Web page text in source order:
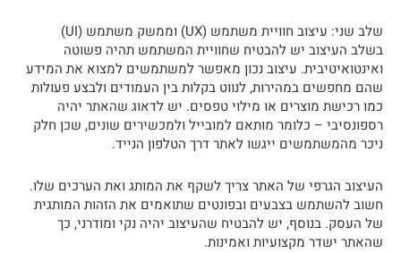
שלב שני: עיצוב חוויית משתמש (UX) וממשק משתמש (UI)
בשלב העיצוב יש להבטיח שחוויית המשתמש תהיה פשוטה
ואינטואיטיבית. עיצוב נכון מאפשר למשתמשים למצוא את המידע
שהם מחפשים במהירות, לנווט בקלות בין העמודים ולבצע פעולות
כמו רכישת מוצרים או מילוי טפסים. יש לדאוג שהאתר יהיה
רספונסיבי – כלומר מותאם למובייל ולמכשירים שונים, שכן חלק
ניכר מהמשתמשים ייגשו לאתר דרך הטלפון הנייד.
העיצוב הגרפי של האתר צריך לשקף את המותג ואת הערכים שלו.
חשוב להשתמש בצבעים ובפונטים שתואמים את הזהות המותגית
של העסק. בנוסף, יש להבטיח שהעיצוב יהיה נקי ומודרני, כך
שהאתר ישדר מקצועיות ואמינות.